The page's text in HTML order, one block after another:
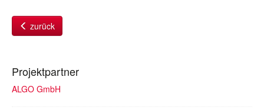
zurück
Projektpartner
ALGO GmbH